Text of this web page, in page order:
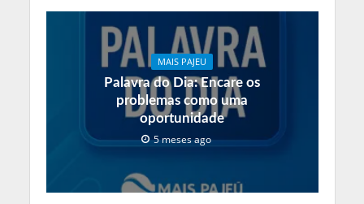
MAIS PAJEU
Palavra do Dia: Encare os
problemas como uma
oportunidade
5 meses ago